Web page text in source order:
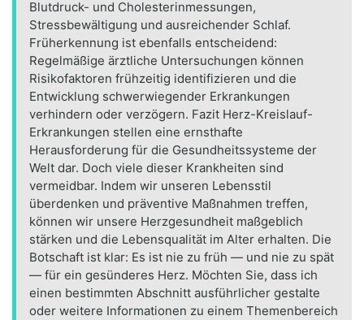
Blutdruck- und Cholesterinmessungen,
Stressbewältigung und ausreichender Schlaf.
Früherkennung ist ebenfalls entscheidend:
Regelmäßige ärztliche Untersuchungen können
Risikofaktoren frühzeitig identifizieren und die
Entwicklung schwerwiegender Erkrankungen
verhindern oder verzögern. Fazit Herz-Kreislauf-
Erkrankungen stellen eine ernsthafte
Herausforderung für die Gesundheitssysteme der
Welt dar. Doch viele dieser Krankheiten sind
vermeidbar. Indem wir unseren Lebensstil
überdenken und präventive Maßnahmen treffen,
können wir unsere Herzgesundheit maßgeblich
stärken und die Lebensqualität im Alter erhalten. Die
Botschaft ist klar: Es ist nie zu früh — und nie zu spät
— für ein gesünderes Herz. Möchten Sie, dass ich
einen bestimmten Abschnitt ausführlicher gestalte
oder weitere Informationen zu einem Themenbereich